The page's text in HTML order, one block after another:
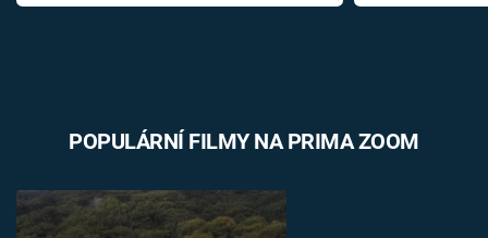
POPULÁRNÍ FILMY NA PRIMA ZOOM